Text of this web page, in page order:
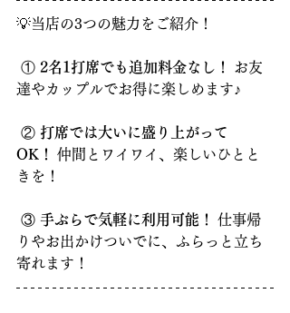
💡当店の3つの魅力をご紹介！
① 2名1打席でも追加料金なし！
お友
達やカップルでお得に楽しめます♪
② 打席では大いに盛り上がって
OK！
仲間とワイワイ、楽しいひとと
きを！
③ 手ぶらで気軽に利用可能！
仕事帰
りやお出かけついでに、ふらっと立ち
寄れます！